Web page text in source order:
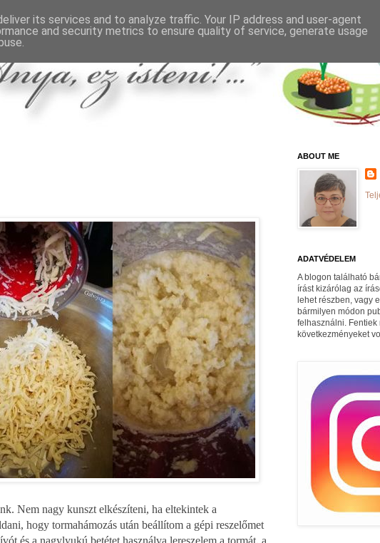
Nem nagy kunszt elkészíteni, ha eltekintek a
hogy tormahámozás után beállítom a gépi reszelőmet
és a nagylyukú betétet használva lereszelem a tormát, a
ABOUT ME
ADATVÉDELEM
A blogon található
írást kizárólag az
lehet részben, vagy
bármilyen módon
felhasználni. Fentiek
következményeket
its services and to analyze traffic. Your IP address and user-agent
and security metrics to ensure quality of service, generate usage